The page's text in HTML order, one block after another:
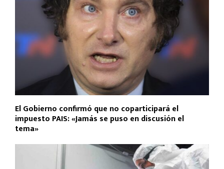
El Gobierno confirmó que no coparticipará el
impuesto PAIS: «Jamás se puso en discusión el
tema»